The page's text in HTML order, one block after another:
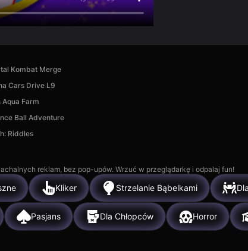
Kombat Merge
Cars Drive L9
Aqua Farm
Ball Adventure
Riddles
reklam, bez pop-upów. Wrzuć w przeglądarkę i odpalaj fun!
Kliker Strzelanie Bąbelkami
Pasjans Dla Chłopców Horror